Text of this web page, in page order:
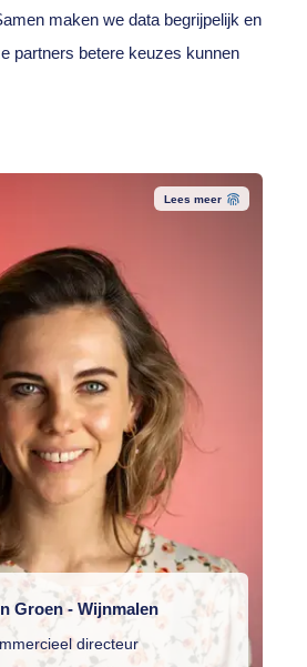
maken we data begrijpelijk en
partners betere keuzes kunnen
Lees meer
Groen - Wijnmalen
directeur